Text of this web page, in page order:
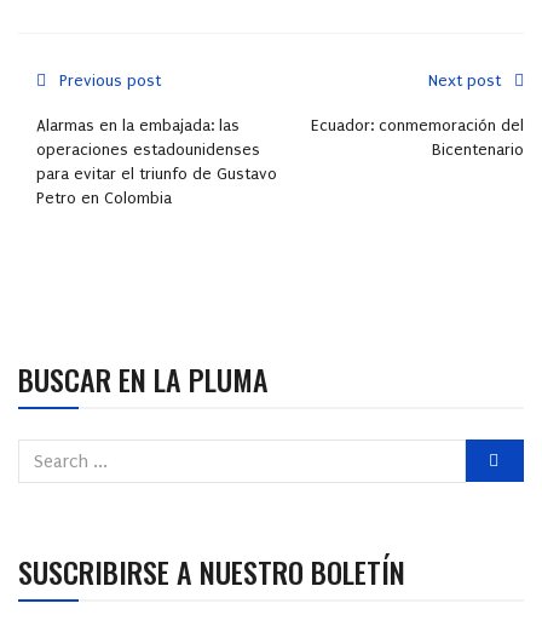
Previous post
Alarmas en la embajada: las
operaciones estadounidenses
para evitar el triunfo de Gustavo
Petro en Colombia
Next post
Ecuador: conmemoración del
Bicentenario
BUSCAR EN LA PLUMA
SUSCRIBIRSE A NUESTRO BOLETÍN